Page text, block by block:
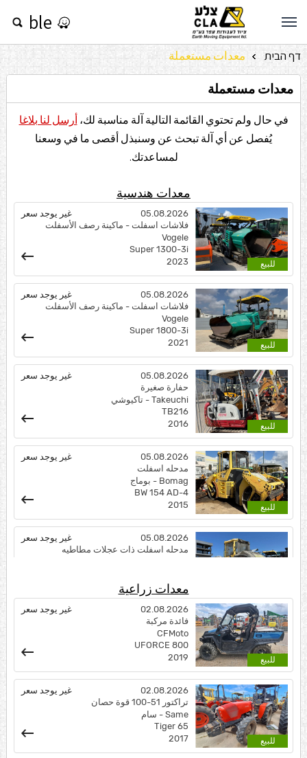
דף הבית » معدات مستعملة
معدات مستعملة
في حال ولم تحتوي القائمة التالية آلة مناسبة لك، أرسل لنا بلاغا
يُفصل عن أي آلة تبحث عن وسنبذل أقصى ما في وسعنا
لمساعدتك.
معدات هندسية
معدات زراعية